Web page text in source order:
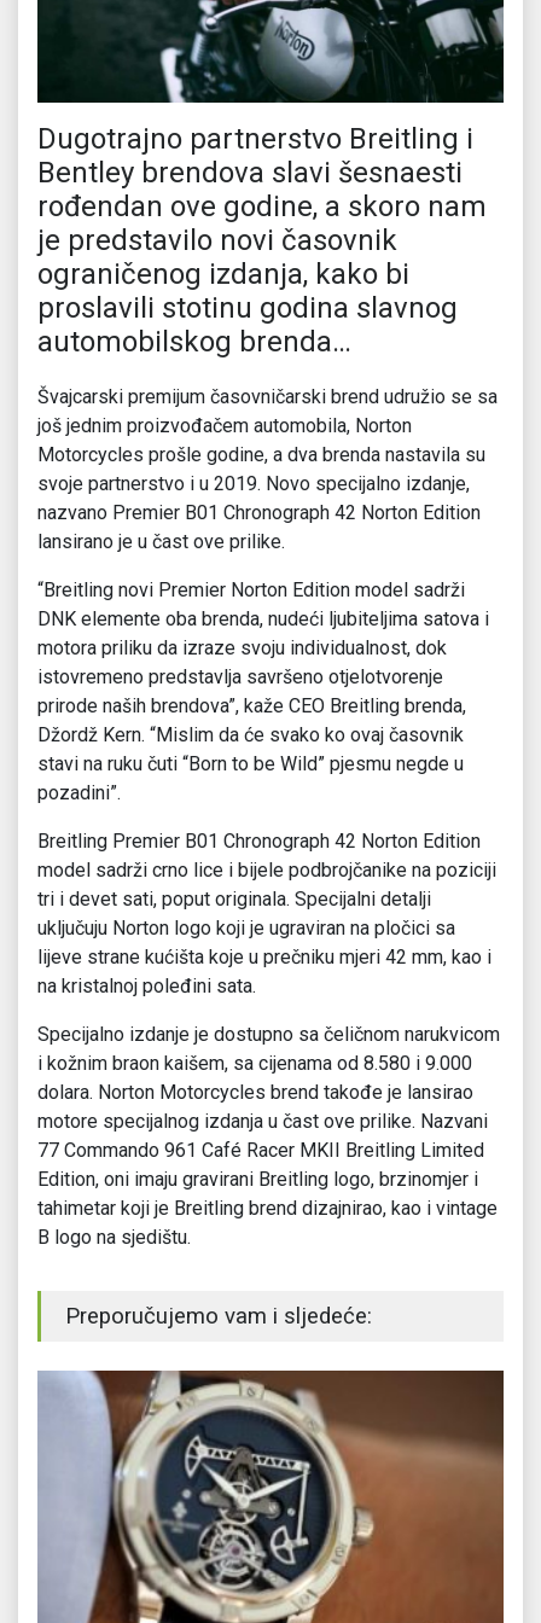
Dugotrajno partnerstvo Breitling i
Bentley brendova slavi šesnaesti
rođendan ove godine, a skoro nam
je predstavilo novi časovnik
ograničenog izdanja, kako bi
proslavili stotinu godina slavnog
automobilskog brenda…
Švajcarski premijum časovničarski brend udružio se sa
još jednim proizvođačem automobila, Norton
Motorcycles prošle godine, a dva brenda nastavila su
svoje partnerstvo i u 2019. Novo specijalno izdanje,
nazvano Premier B01 Chronograph 42 Norton Edition
lansirano je u čast ove prilike.
“Breitling novi Premier Norton Edition model sadrži
DNK elemente oba brenda, nudeći ljubiteljima satova i
motora priliku da izraze svoju individualnost, dok
istovremeno predstavlja savršeno otjelotvorenje
prirode naših brendova”, kaže CEO Breitling brenda,
Džordž Kern. “Mislim da će svako ko ovaj časovnik
stavi na ruku čuti “Born to be Wild” pjesmu negde u
pozadini”.
Breitling Premier B01 Chronograph 42 Norton Edition
model sadrži crno lice i bijele podbrojčanike na poziciji
tri i devet sati, poput originala. Specijalni detalji
uključuju Norton logo koji je ugraviran na pločici sa
lijeve strane kućišta koje u prečniku mjeri 42 mm, kao i
na kristalnoj poleđini sata.
Specijalno izdanje je dostupno sa čeličnom narukvicom
i kožnim braon kaišem, sa cijenama od 8.580 i 9.000
dolara. Norton Motorcycles brend takođe je lansirao
motore specijalnog izdanja u čast ove prilike. Nazvani
77 Commando 961 Café Racer MKII Breitling Limited
Edition, oni imaju gravirani Breitling logo, brzinomjer i
tahimetar koji je Breitling brend dizajnirao, kao i vintage
B logo na sjedištu.
Preporučujemo vam i sljedeće: